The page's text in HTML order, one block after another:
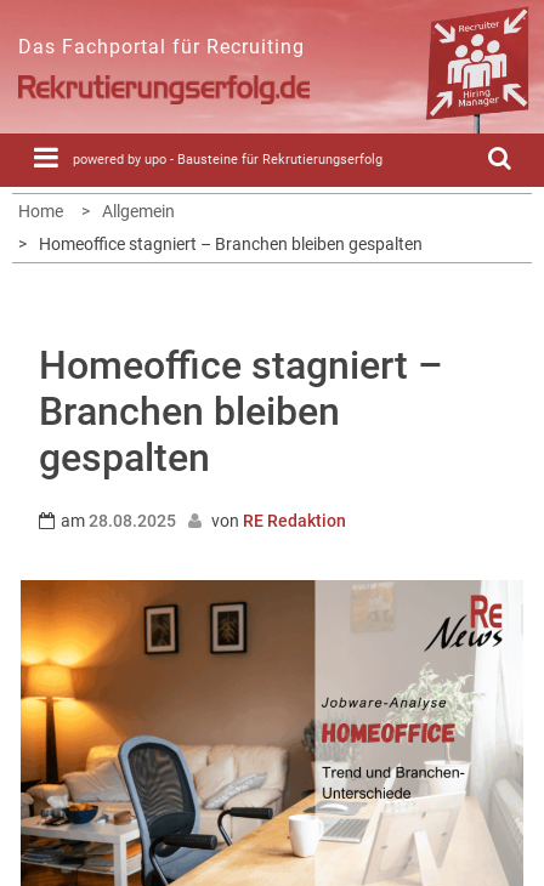
content
Das Fachportal für Recruiting
powered by upo - Bausteine für Rekrutierungserfolg
Home
Allgemein
Homeoffice stagniert – Branchen bleiben gespalten
Homeoffice stagniert –
Branchen bleiben
gespalten
am28.08.2025 von RE Redaktion